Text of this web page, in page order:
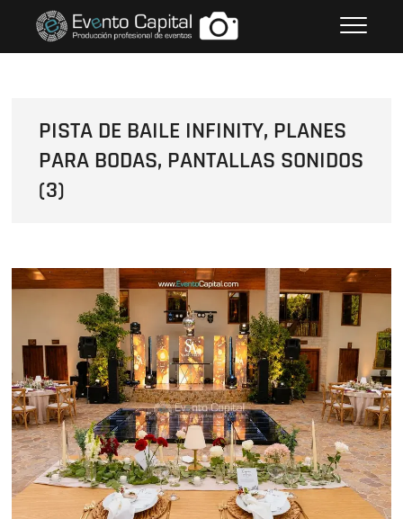
contenido
FOTOS GRUPO EMPRESARIAL
PISTA DE BAILE INFINITY, PLANES
PARA BODAS, PANTALLAS SONIDOS
(3)